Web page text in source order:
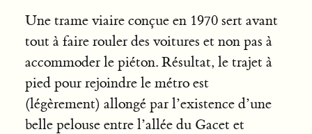
Une trame viaire conçue en 1970 sert avant
tout à faire rouler des voitures et non pas à
accommoder le piéton. Résultat, le trajet à
pied pour rejoindre le métro est
(légèrement) allongé par l’existence d’une
belle pelouse entre l’allée du Gacet et